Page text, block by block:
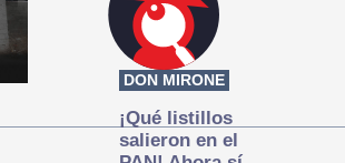
DON MIRONE
¡Qué listillos
salieron en el